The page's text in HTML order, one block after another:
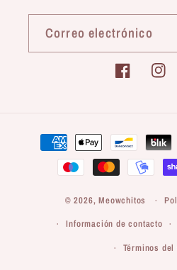
Correo electrónico
Facebook
Formas
© 2026,Meowchitos
Información de contacto
Términos